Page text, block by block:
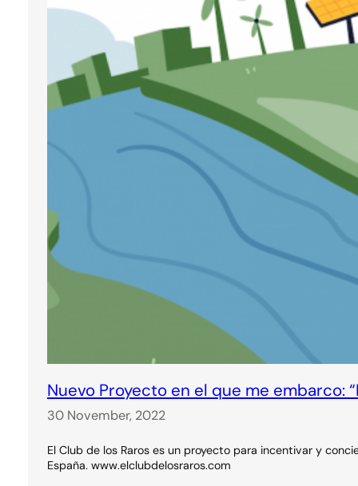
Nuevo Proyecto en el que me embarco:
30 November, 2022
El Club de los Raros es un proyecto para incentivar y
España. www.elclubdelosraros.com